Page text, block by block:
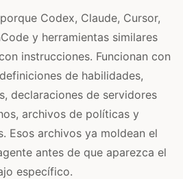
Codex, Claude, Cursor,
y herramientas similares
instrucciones. Funcionan con
de habilidades,
declaraciones de servidores
archivos de políticas y
Esos archivos ya moldean el
antes de que aparezca el
específico.